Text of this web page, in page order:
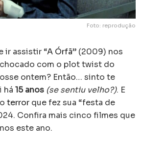
Foto: reprodução
ir assistir “A Órfã” (2009) nos
com o plot twist do
ontem? Então… sinto te
há 15 anos (se sentiu velho?). E
terror que fez sua “festa de
Confira mais cinco filmes que
este ano.